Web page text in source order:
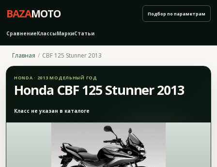
BAZAMOTO
СравнениеКлассыМаркиСтатьи
Подбор по параметрам
Главная CBF 125 Stunner 2013
HONDA · 2013 МОДЕЛЬНЫЙ ГОД
Honda CBF 125 Stunner 2013
Класс не указан в каталоге